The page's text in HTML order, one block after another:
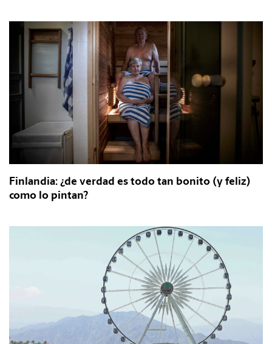
Finlandia: ¿de verdad es todo tan bonito (y feliz)
como lo pintan?